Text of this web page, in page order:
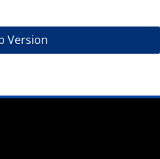
Version